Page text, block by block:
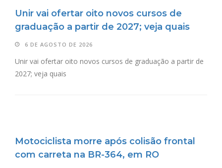
Unir vai ofertar oito novos cursos de
graduação a partir de 2027; veja quais
6 DE AGOSTO DE 2026
Unir vai ofertar oito novos cursos de graduação a partir de
2027; veja quais
Motociclista morre após colisão frontal
com carreta na BR-364, em RO